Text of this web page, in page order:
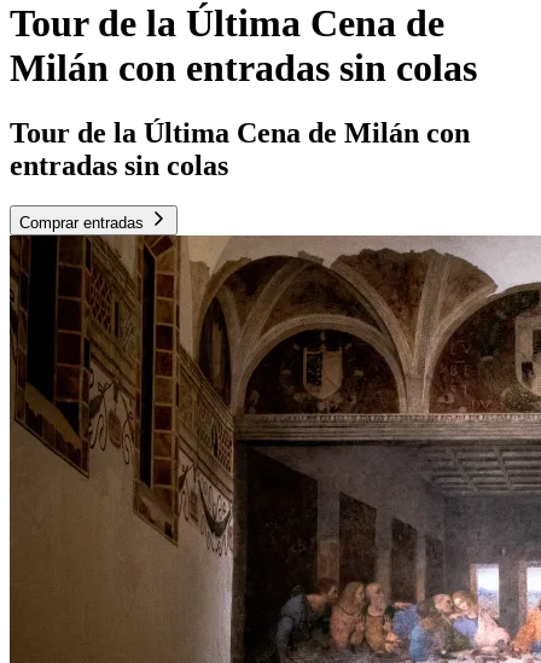
Tour de la Última Cena de
Milán con entradas sin colas
Tour de la Última Cena de Milán con
entradas sin colas
Comprar entradas